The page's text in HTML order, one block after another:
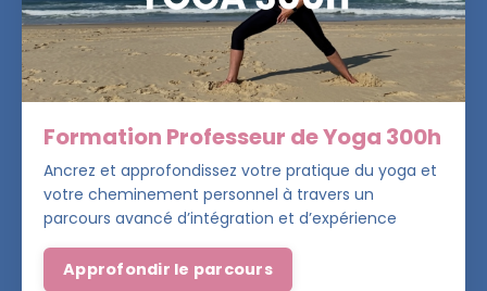
Formation Professeur de Yoga 300h
Ancrez et approfondissez votre pratique du yoga et
votre cheminement personnel à travers un
parcours avancé d’intégration et d’expérience
Approfondir le parcours